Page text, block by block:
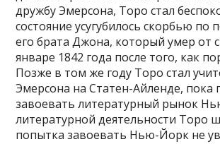
дружбу Эмерсона, Торо стал
состояние усугубилось скорбью по
его брата Джона, который умер от
январе 1842 года после того, как
Позже в том же году Торо стал
Эмерсона на Статен-Айленде, пока
завоевать литературный рынок
литературной деятельности Торо
попытка завоевать Нью-Йорк не